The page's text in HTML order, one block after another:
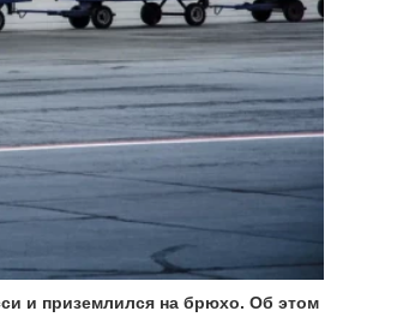
и приземлился на брюхо. Об этом